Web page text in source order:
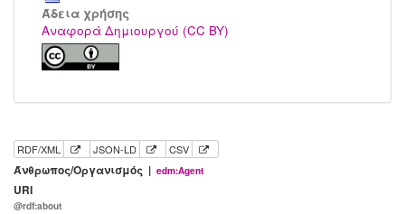
Άδεια χρήσης
Αναφορά Δημιουργού (CC BY)
RDF/XML JSON-LD CSV
Άνθρωπος/Οργανισμός | edm:Agent
URI
@rdf:about